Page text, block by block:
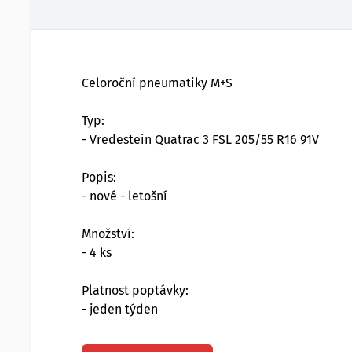
Celoroční pneumatiky M+S
Typ:
- Vredestein Quatrac 3 FSL 205/55 R16 91V
Popis:
- nové - letošní
Množství:
- 4 ks
Platnost poptávky:
- jeden týden